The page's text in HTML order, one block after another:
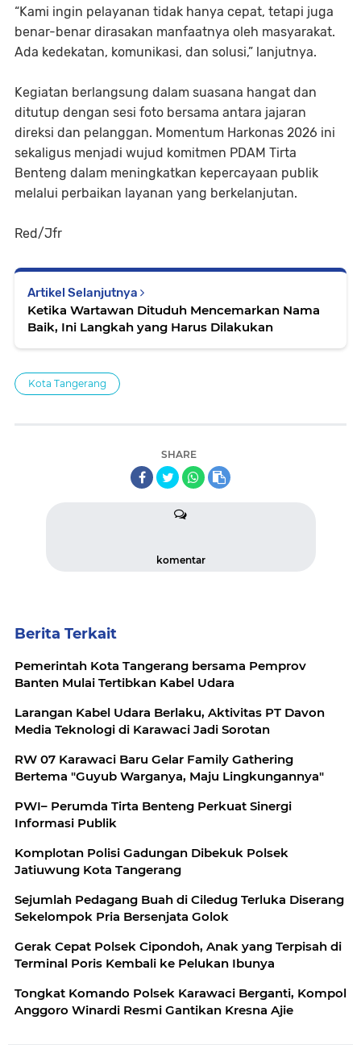
“Kami ingin pelayanan tidak hanya cepat, tetapi juga
benar-benar dirasakan manfaatnya oleh masyarakat.
Ada kedekatan, komunikasi, dan solusi,” lanjutnya.
Kegiatan berlangsung dalam suasana hangat dan
ditutup dengan sesi foto bersama antara jajaran
direksi dan pelanggan. Momentum Harkonas 2026 ini
sekaligus menjadi wujud komitmen PDAM Tirta
Benteng dalam meningkatkan kepercayaan publik
melalui perbaikan layanan yang berkelanjutan.
Red/Jfr
Artikel Selanjutnya
Ketika Wartawan Dituduh Mencemarkan Nama
Baik, Ini Langkah yang Harus Dilakukan
Kota Tangerang
SHARE
komentar
Berita Terkait
Pemerintah Kota Tangerang bersama Pemprov
Banten Mulai Tertibkan Kabel Udara
Larangan Kabel Udara Berlaku, Aktivitas PT Davon
Media Teknologi di Karawaci Jadi Sorotan
RW 07 Karawaci Baru Gelar Family Gathering
Bertema "Guyub Warganya, Maju Lingkungannya"
PWI– Perumda Tirta Benteng Perkuat Sinergi
Informasi Publik
Komplotan Polisi Gadungan Dibekuk Polsek
Jatiuwung Kota Tangerang
Sejumlah Pedagang Buah di Ciledug Terluka Diserang
Sekelompok Pria Bersenjata Golok
Gerak Cepat Polsek Cipondoh, Anak yang Terpisah di
Terminal Poris Kembali ke Pelukan Ibunya
Tongkat Komando Polsek Karawaci Berganti, Kompol
Anggoro Winardi Resmi Gantikan Kresna Ajie